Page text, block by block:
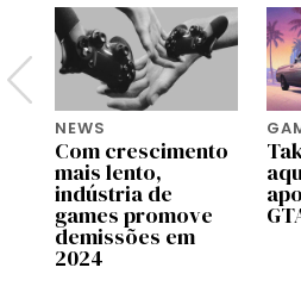
NEWS
Com crescimento
mais lento,
indústria de
games promove
demissões em
2024